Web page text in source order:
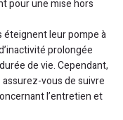
pour une mise hors
éteignent leur pompe à
prolongée
de vie. Cependant,
vous de suivre
l’entretien et